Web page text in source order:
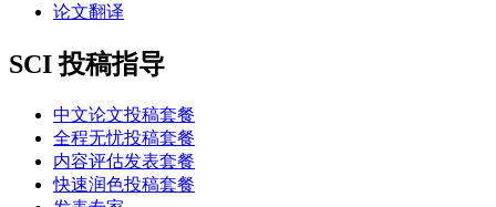
论文翻译
SCI 投稿指导
中文论文投稿套餐
全程无忧投稿套餐
内容评估发表套餐
快速润色投稿套餐